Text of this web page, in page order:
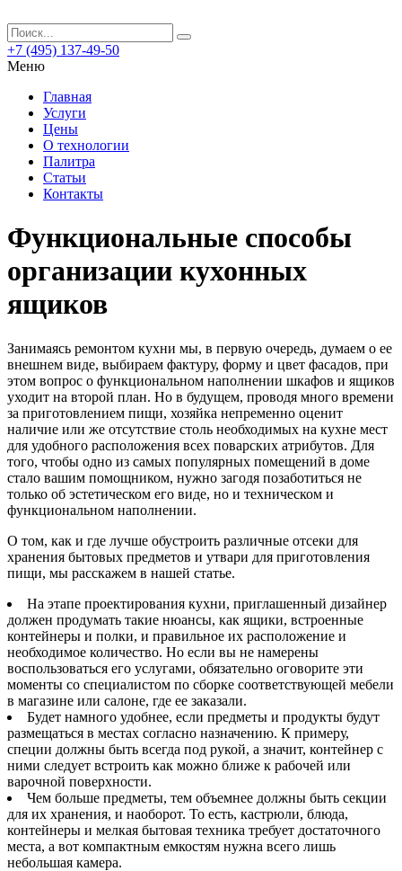
+7 (495) 137-49-50
Меню
Главная
Услуги
Цены
О технологии
Палитра
Статьи
Контакты
Функциональные способы
организации кухонных
ящиков
Занимаясь ремонтом кухни мы, в первую очередь, думаем о ее
внешнем виде, выбираем фактуру, форму и цвет фасадов, при
этом вопрос о функциональном наполнении шкафов и ящиков
уходит на второй план. Но в будущем, проводя много времени
за приготовлением пищи, хозяйка непременно оценит
наличие или же отсутствие столь необходимых на кухне мест
для удобного расположения всех поварских атрибутов. Для
того, чтобы одно из самых популярных помещений в доме
стало вашим помощником, нужно загодя позаботиться не
только об эстетическом его виде, но и техническом и
функциональном наполнении.
О том, как и где лучше обустроить различные отсеки для
хранения бытовых предметов и утвари для приготовления
пищи, мы расскажем в нашей статье.
На этапе проектирования кухни, приглашенный дизайнер
должен продумать такие нюансы, как ящики, встроенные
контейнеры и полки, и правильное их расположение и
необходимое количество. Но если вы не намерены
воспользоваться его услугами, обязательно оговорите эти
моменты со специалистом по сборке соответствующей мебели
в магазине или салоне, где ее заказали.
Будет намного удобнее, если предметы и продукты будут
размещаться в местах согласно назначению. К примеру,
специи должны быть всегда под рукой, а значит, контейнер с
ними следует встроить как можно ближе к рабочей или
варочной поверхности.
Чем больше предметы, тем объемнее должны быть секции
для их хранения, и наоборот. То есть, кастрюли, блюда,
контейнеры и мелкая бытовая техника требует достаточного
места, а вот компактным емкостям нужна всего лишь
небольшая камера.